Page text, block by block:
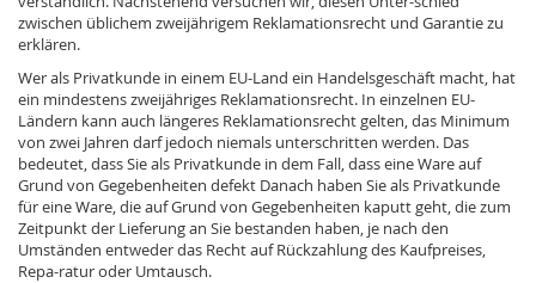
zwischen üblichem zweijährigem Reklamationsrecht und Garantie zu
erklären.
Wer als Privatkunde in einem EU-Land ein Handelsgeschäft macht, hat
ein mindestens zweijähriges Reklamationsrecht. In einzelnen EU-
Ländern kann auch längeres Reklamationsrecht gelten, das Minimum
von zwei Jahren darf jedoch niemals unterschritten werden. Das
bedeutet, dass Sie als Privatkunde in dem Fall, dass eine Ware auf
Grund von Gegebenheiten defekt Danach haben Sie als Privatkunde
für eine Ware, die auf Grund von Gegebenheiten kaputt geht, die zum
Zeitpunkt der Lieferung an Sie bestanden haben, je nach den
Umständen entweder das Recht auf Rückzahlung des Kaufpreises,
Repa-ratur oder Umtausch.